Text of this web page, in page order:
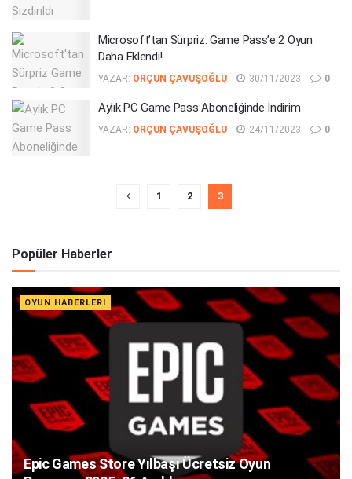
Microsoft’tan Sürpriz: Game Pass’e 2 Oyun
Daha Eklendi!
YAZAR: ORÇUN ÇAVUŞOĞLU 30/11/2023 0
Aylık PC Game Pass Aboneliğinde İndirim
YAZAR: ORÇUN ÇAVUŞOĞLU 24/11/2023 0
1 2 3
Popüler Haberler
OYUN HABERLERI
Epic Games Store Yılbaşı Ücretsiz Oyun